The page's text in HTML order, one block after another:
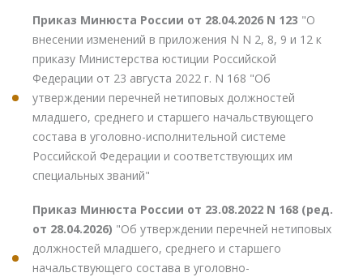
Приказ Минюста России от 28.04.2026 N 123 "О
внесении изменений в приложения N N 2, 8, 9 и 12 к
приказу Министерства юстиции Российской
Федерации от 23 августа 2022 г. N 168 "Об
утверждении перечней нетиповых должностей
младшего, среднего и старшего начальствующего
состава в уголовно-исполнительной системе
Российской Федерации и соответствующих им
специальных званий"
Приказ Минюста России от 23.08.2022 N 168 (ред.
от 28.04.2026) "Об утверждении перечней нетиповых
должностей младшего, среднего и старшего
начальствующего состава в уголовно-